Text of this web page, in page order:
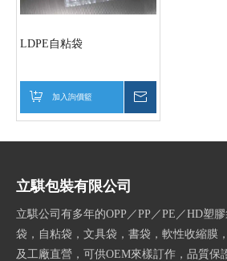
LDPE自粘袋
加入詢價籃
立騏包裝有限公司
立騏公司有多年的OPP／PP／PE／HD塑
袋，自粘袋，文具袋，書袋，軟性收縮膜
及工廠直營，可供OEM來樣訂作，品質保